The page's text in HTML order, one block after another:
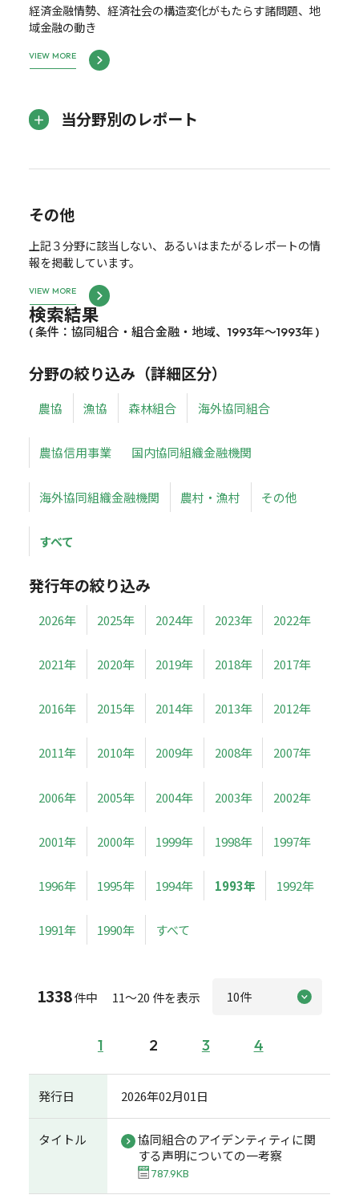
経済金融情勢、経済社会の構造変化がもたらす諸問題、地
域金融の動き
VIEW MORE
当分野別のレポート
その他
上記３分野に該当しない、あるいはまたがるレポートの情
報を掲載しています。
VIEW MORE
検索結果
( 条件：協同組合・組合金融・地域、1993年～1993年 )
分野の絞り込み（詳細区分）
農協 漁協 森林組合 海外協同組合
農協信用事業 国内協同組織金融機関
海外協同組織金融機関 農村・漁村 その他
すべて
発行年の絞り込み
2026年 2025年 2024年 2023年 2022年
2021年 2020年 2019年 2018年 2017年
2016年 2015年 2014年 2013年 2012年
2011年 2010年 2009年 2008年 2007年
2006年 2005年 2004年 2003年 2002年
2001年 2000年 1999年 1998年 1997年
1996年 1995年 1994年 1993年 1992年
1991年 1990年 すべて
1338件中 11～20 件を表示
1 2 3 4
発行日 2026年02月01日
タイトル
協同組合のアイデンティティに関
する声明についての一考察
787.9KB